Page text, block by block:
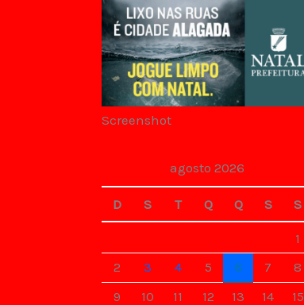
Screenshot
agosto 2026
D S T Q Q S S
1
2
3 4 5 6 7
8
9
10 11 12 13 14
15